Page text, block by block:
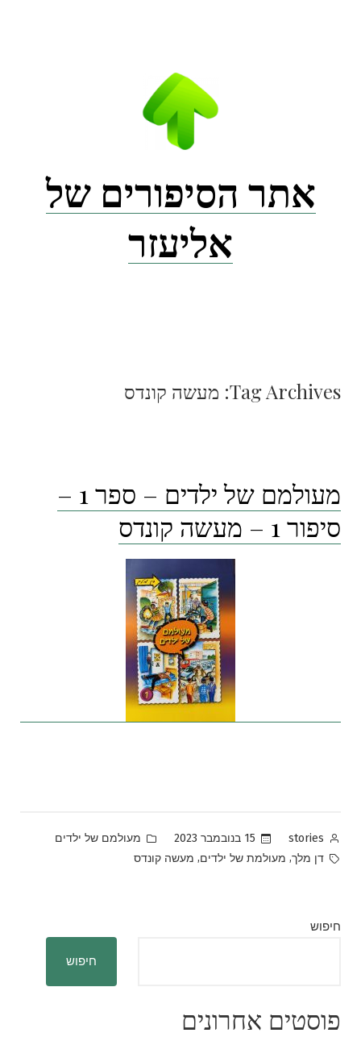
אתר הסיפורים של
אליעזר
Tag Archives: מעשה קונדס
מעולמם של ילדים – ספר 1 –
סיפור 1 – מעשה קונדס
Posted
by
stories 15 בנובמבר 2023
Posted
in
מעולמם של ילדים
Tags:
דן מלך, מעולמת של ילדים, מעשה קונדס
חיפוש
חיפוש
פוסטים אחרונים